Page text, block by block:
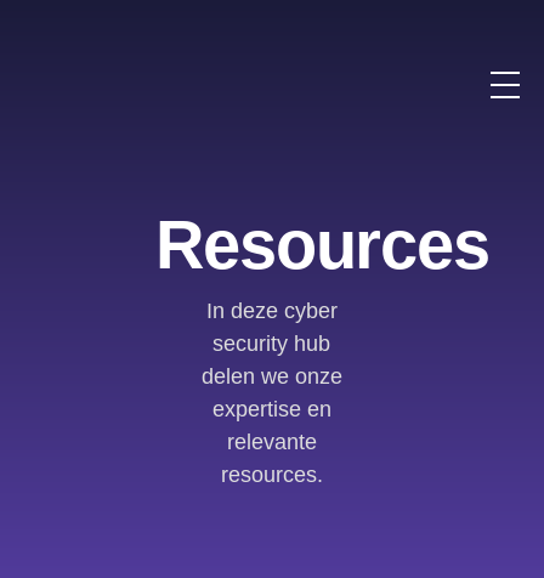
Resources
In deze cyber
security hub
delen we onze
expertise en
relevante
resources.